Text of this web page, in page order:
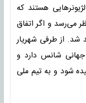
هستند که
می‌رسد و اگر اتفاق
شد. از طرفی شهریار
شانس دارد و
شود و به تیم ملی